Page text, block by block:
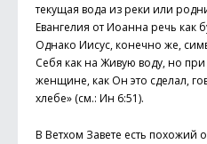
текущая вода из реки или
Евангелия от Иоанна речь как
Однако Иисус, конечно же,
Себя как на Живую воду, но
женщине, как Он это сделал,
хлебе» (см.: Ин 6:51).
В Ветхом Завете есть